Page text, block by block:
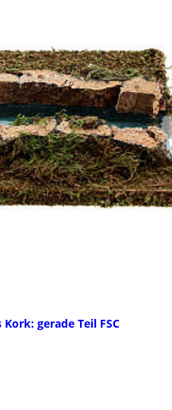
gerade Teil FSC